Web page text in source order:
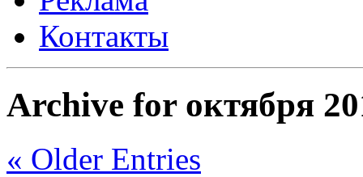
Контакты
Archive for октября
« Older Entries